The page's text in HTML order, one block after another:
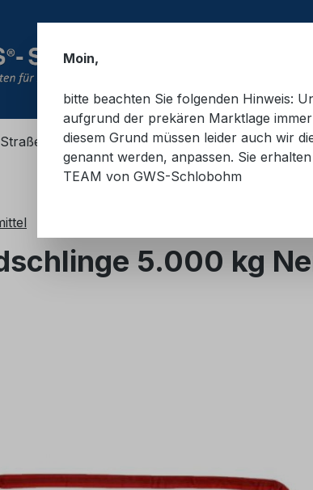
Ladungssicherung Container
5.000 kg
Moin,
bitte beachten Sie folgenden Hinweis:
aufgrund der prekären Marktlage
diesem Grund müssen leider auch wir
genannt werden, anpassen. Sie
TEAM von GWS-Schlobohm